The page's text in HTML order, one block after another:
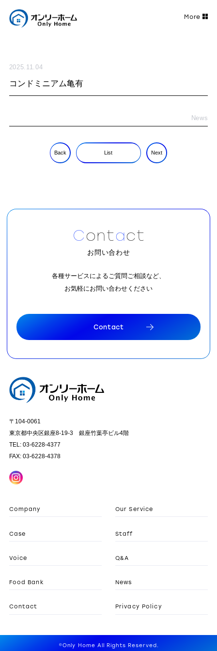
2025.11.04
コンドミニアム亀有
News
Back List Next
Contact
お問い合わせ
各種サービスによるご質問ご相談など、
お気軽にお問い合わせください
Contact
〒104-0061
東京都中央区銀座8-19-3 銀座竹葉亭ビル4階
TEL: 03-6228-4377
FAX: 03-6228-4378
Company Our Service
Case Staff
Voice Q&A
Food Bank News
Contact Privacy Policy
©Only Home All Rights Reserved.